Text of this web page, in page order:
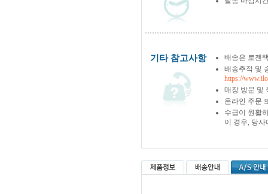
기타 참고사항
배송은 로젠
배송추적 및
https://
매장 방문 및
온라인 주문
수급이 원활
이 경우, 당